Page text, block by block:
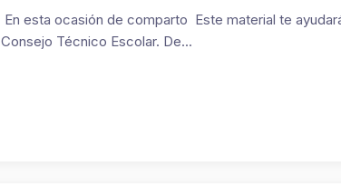
En esta ocasión de comparto Este material te
Consejo Técnico Escolar. De...